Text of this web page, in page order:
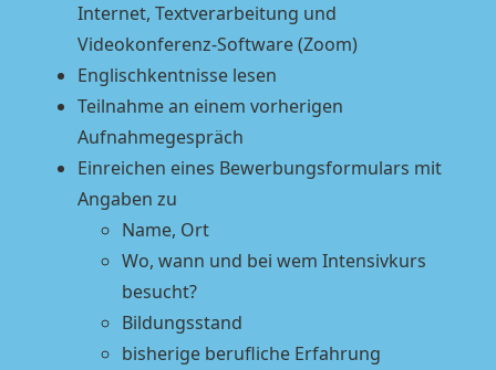
Internet, Textverarbeitung und
Videokonferenz-Software (Zoom)
Englischkentnisse lesen
Teilnahme an einem vorherigen
Aufnahmegespräch
Einreichen eines Bewerbungsformulars mit
Angaben zu
Name, Ort
Wo, wann und bei wem Intensivkurs
besucht?
Bildungsstand
bisherige berufliche Erfahrung